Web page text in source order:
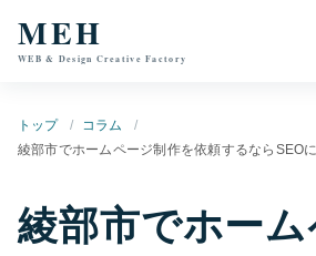
MEH
WEB & Design Creative Factory
トップ
コラム
綾部市でホームページ制作を依頼するならSEO
綾部市でホーム